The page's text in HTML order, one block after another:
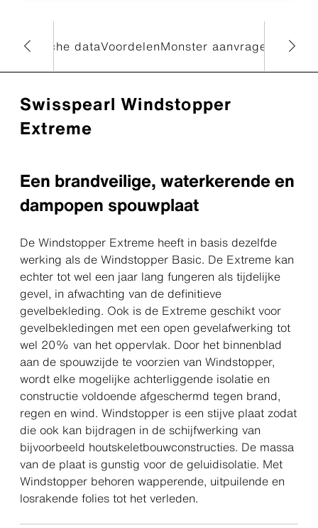
Technische dataVoordelenMonster aanvragen
Swisspearl Windstopper
Extreme
Een brandveilige, waterkerende en
dampopen spouwplaat
De Windstopper Extreme heeft in basis dezelfde
werking als de Windstopper Basic. De Extreme kan
echter tot wel een jaar lang fungeren als tijdelijke
gevel, in afwachting van de definitieve
gevelbekleding. Ook is de Extreme geschikt voor
gevelbekledingen met een open gevelafwerking tot
wel 20% van het oppervlak. Door het binnenblad
aan de spouwzijde te voorzien van Windstopper,
wordt elke mogelijke achterliggende isolatie en
constructie voldoende afgeschermd tegen brand,
regen en wind. Windstopper is een stijve plaat zodat
die ook kan bijdragen in de schijfwerking van
bijvoorbeeld houtskeletbouwconstructies. De massa
van de plaat is gunstig voor de geluidisolatie. Met
Windstopper behoren wapperende, uitpuilende en
losrakende folies tot het verleden.